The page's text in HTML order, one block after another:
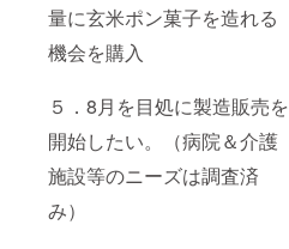
量に玄米ポン菓子を造れる
機会を購入
５．8月を目処に製造販売を
開始したい。（病院＆介護
施設等のニーズは調査済
み）